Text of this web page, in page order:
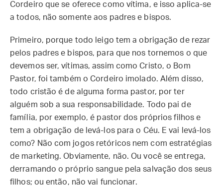
Cordeiro que se oferece como vítima, e isso aplica-se
a todos, não somente aos padres e bispos.
Primeiro, porque todo leigo tem a obrigação de rezar
pelos padres e bispos, para que nos tornemos o que
devemos ser, vítimas, assim como Cristo, o Bom
Pastor, foi também o Cordeiro imolado. Além disso,
todo cristão é de alguma forma pastor, por ter
alguém sob a sua responsabilidade. Todo pai de
família, por exemplo, é pastor dos próprios filhos e
tem a obrigação de levá-los para o Céu. E vai levá-los
como? Não com jogos retóricos nem com estratégias
de marketing. Obviamente, não. Ou você se entrega,
derramando o próprio sangue pela salvação dos seus
filhos; ou então, não vai funcionar.